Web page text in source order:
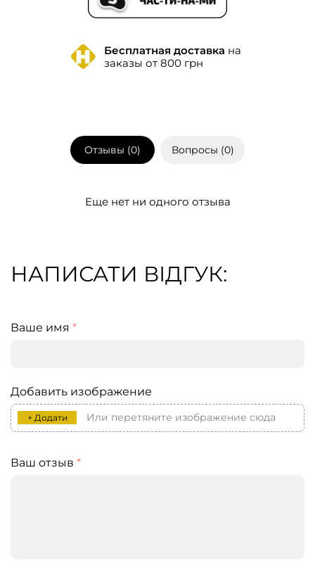
Бесплатная доставка на
заказы от 800 грн
Отзывы (0) Вопросы (0)
Еще нет ни одного отзыва
НАПИСАТИ ВІДГУК:
Ваше имя *
Добавить изображение
+ Додати Или перетяните изображение сюда
Ваш отзыв *